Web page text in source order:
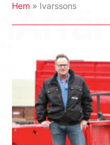
Hem Ivarssons